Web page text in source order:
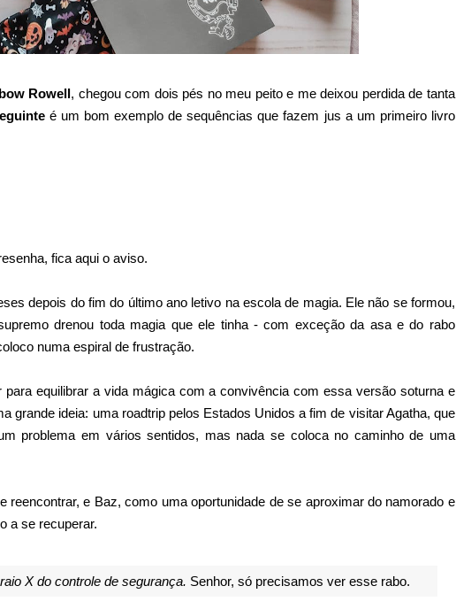
Rowell, chegou com dois pés no meu peito e me deixou perdida de tanta
é um bom exemplo de sequências que fazem jus a um primeiro livro
fica aqui o aviso.
depois do fim do último ano letivo na escola de magia. Ele não se formou,
drenou toda magia que ele tinha - com exceção da asa e do rabo
numa espiral de frustração.
equilibrar a vida mágica com a convivência com essa versão soturna e
grande ideia: uma roadtrip pelos Estados Unidos a fim de visitar Agatha, que
problema em vários sentidos, mas nada se coloca no caminho de uma
e Baz, como uma oportunidade de se aproximar do namorado e
a se recuperar.
X do controle de segurança. Senhor, só precisamos ver esse rabo.